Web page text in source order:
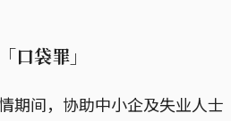
口袋罪」
期间，协助中小企及失业人士